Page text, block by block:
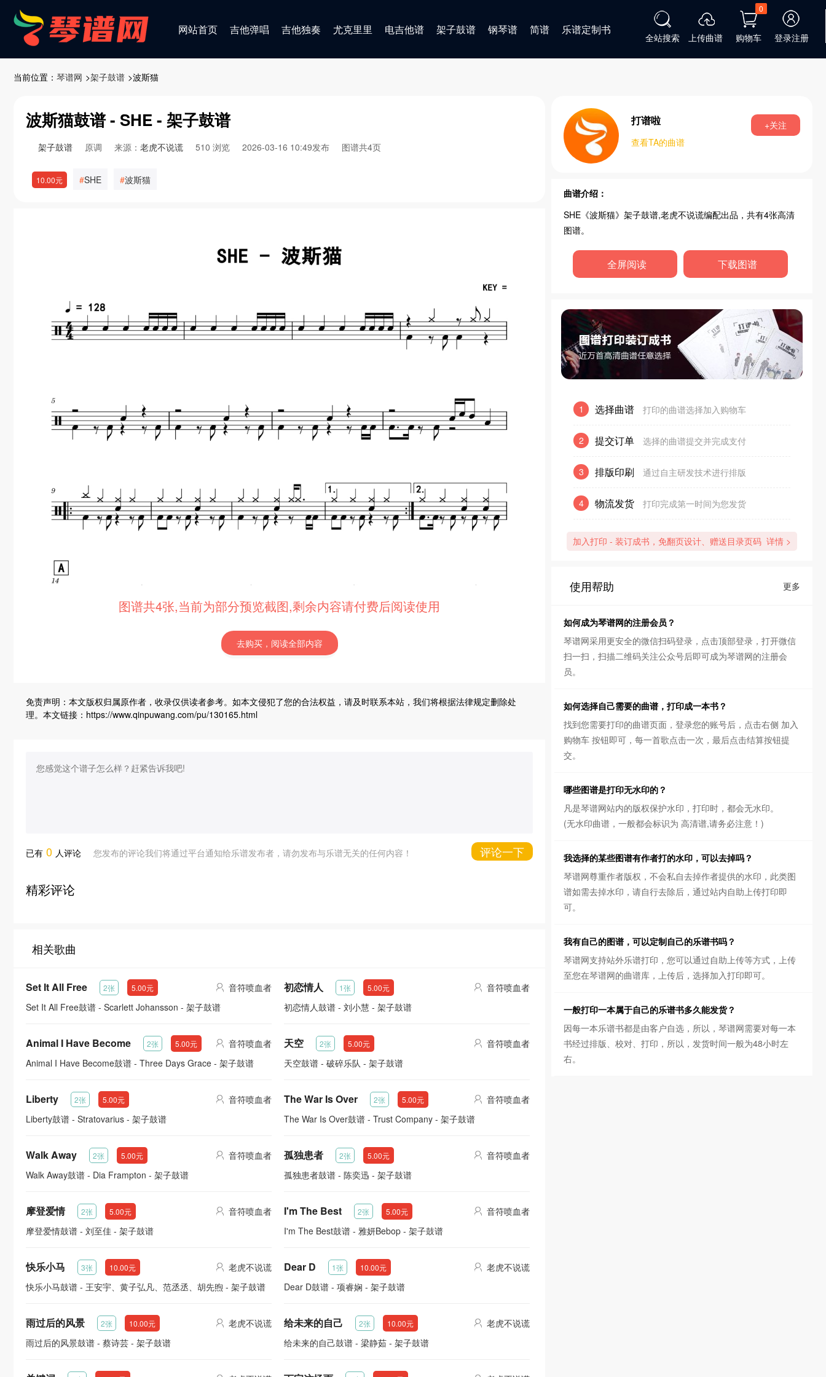
网站首页 吉他弹唱 吉他独奏 尤克里里 电吉他谱 架子鼓谱 钢琴谱 简谱 乐谱定制书
全站搜索 上传曲谱 购物车
0
登录注册
当前位置： 琴谱网 >架子鼓谱 >波斯猫
波斯猫鼓谱 - SHE - 架子鼓谱
架子鼓谱 原调 来源： 老虎不说谎 510 浏览 2026-03-16 10:49发布 图谱共4页
10.00元 SHE 波斯猫
图谱共4张,当前为部分预览截图,剩余内容请付费后阅读使用
去购买，阅读全部内容
免责声明：本文版权归属原作者，收录仅供读者参考。如本文侵犯了您的合法权益，请及时联系本站，我们将根据法律规定删除处
理。本文链接：https://www.qinpuwang.com/pu/130165.html
已有 0 人评论 您发布的评论我们将通过平台通知给乐谱发布者，请勿发布与乐谱无关的任何内容！ 评论一下
精彩评论
相关歌曲
Set It All Free 2张 5.00元
音符喷血者
Set It All Free鼓谱 - Scarlett Johansson - 架子鼓谱
初恋情人 1张 5.00元
音符喷血者
初恋情人鼓谱 - 刘小慧 - 架子鼓谱
Animal I Have Become 2张 5.00元
音符喷血者
Animal I Have Become鼓谱 - Three Days Grace - 架子鼓谱
天空 2张 5.00元
音符喷血者
天空鼓谱 - 破碎乐队 - 架子鼓谱
Liberty 2张 5.00元
音符喷血者
Liberty鼓谱 - Stratovarius - 架子鼓谱
The War Is Over 2张 5.00元
音符喷血者
The War Is Over鼓谱 - Trust Company - 架子鼓谱
Walk Away 2张 5.00元
音符喷血者
Walk Away鼓谱 - Dia Frampton - 架子鼓谱
孤独患者 2张 5.00元
音符喷血者
孤独患者鼓谱 - 陈奕迅 - 架子鼓谱
摩登爱情 2张 5.00元
音符喷血者
摩登爱情鼓谱 - 刘至佳 - 架子鼓谱
I'm The Best 2张 5.00元
音符喷血者
I'm The Best鼓谱 - 雅妍Bebop - 架子鼓谱
快乐小马 3张 10.00元
老虎不说谎
快乐小马鼓谱 - 王安宇、黄子弘凡、范丞丞、胡先煦 - 架子鼓谱
Dear D 1张 10.00元
老虎不说谎
Dear D鼓谱 - 项睿娴 - 架子鼓谱
雨过后的风景 2张 10.00元
老虎不说谎
雨过后的风景鼓谱 - 蔡诗芸 - 架子鼓谱
给未来的自己 2张 10.00元
老虎不说谎
给未来的自己鼓谱 - 梁静茹 - 架子鼓谱
打谱啦
查看TA的曲谱
+关注
曲谱介绍：
SHE《波斯猫》架子鼓谱,老虎不说谎编配出品，共有4张高清
图谱。
全屏阅读 下载图谱
1 选择曲谱 打印的曲谱选择加入购物车
2 提交订单 选择的曲谱提交并完成支付
3 排版印刷 通过自主研发技术进行排版
4 物流发货 打印完成第一时间为您发货
加入打印 - 装订成书，免翻页设计、赠送目录页码 详情 >
使用帮助 更多
如何成为琴谱网的注册会员？
琴谱网采用更安全的微信扫码登录，点击顶部登录，打开微信
扫一扫，扫描二维码关注公众号后即可成为琴谱网的注册会
员。
如何选择自己需要的曲谱，打印成一本书？
找到您需要打印的曲谱页面，登录您的账号后，点击右侧 加入
购物车 按钮即可，每一首歌点击一次，最后点击结算按钮提
交。
哪些图谱是打印无水印的？
凡是琴谱网站内的版权保护水印，打印时，都会无水印。
(无水印曲谱，一般都会标识为 高清谱,请务必注意！)
我选择的某些图谱有作者打的水印，可以去掉吗？
琴谱网尊重作者版权，不会私自去掉作者提供的水印，此类图
谱如需去掉水印，请自行去除后，通过站内自助上传打印即
可。
我有自己的图谱，可以定制自己的乐谱书吗？
琴谱网支持站外乐谱打印，您可以通过自助上传等方式，上传
至您在琴谱网的曲谱库，上传后，选择加入打印即可。
一般打印一本属于自己的乐谱书多久能发货？
因每一本乐谱书都是由客户自选，所以，琴谱网需要对每一本
书经过排版、校对、打印，所以，发货时间一般为48小时左
右。